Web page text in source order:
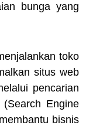
bunga yang
toko
situs web
pencarian
Engine
bisnis